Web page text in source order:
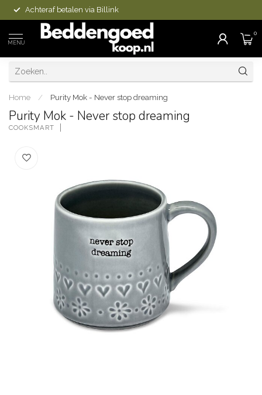
Achteraf betalen via Billink
MENU
0
Home / Purity Mok - Never stop dreaming
Purity Mok - Never stop dreaming
COOKSMART